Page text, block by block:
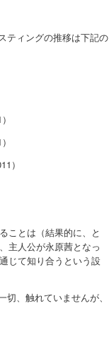
ティングの推移は下記の
）
ことは（結果的に、と
主人公が永原茜となっ
じて知り合うという設
、触れていませんが、